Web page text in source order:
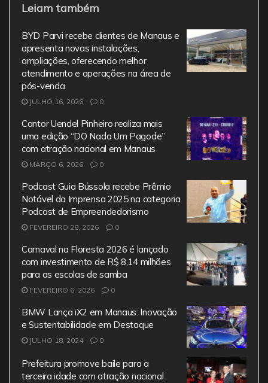
c
e
b
o
o
k
itt
er
ai
l
s
A
p
gr
m
Leiam também
BYD Parvi recebe clientes de Manaus e
apresenta novas instalações,
ampliações, oferecendo melhor
atendimento e operações na área de
pós-venda
JULHO 16, 2026 0
Cantor Uendel Pinheiro realiza mais
uma edição “DO Nada Um Pagode”
com atração nacional em Manaus
MARÇO 6, 2026 0
Podcast Guia Bússola recebe Prêmio
Notável da Imprensa 2025 na categoria
Podcast de Empreendedorismo
FEVEREIRO 28, 2026 0
Carnaval na Floresta 2026 é lançado
com investimento de R$ 8,14 milhões
para as escolas de samba
FEVEREIRO 6, 2026 0
BMW Lança iX2 em Manaus: Inovação
e Sustentabilidade em Destaque
JULHO 18, 2024 0
Prefeitura promove baile para a
terceira idade com atração nacional